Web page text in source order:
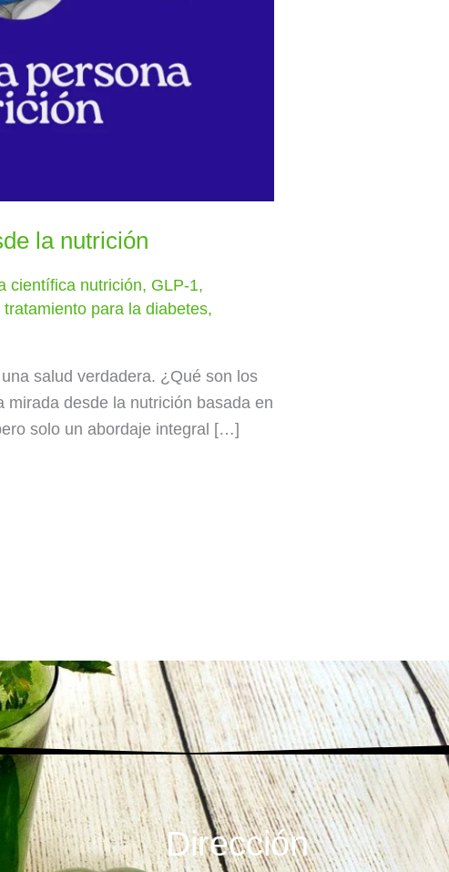
la nutrición
científica nutrición, GLP-1,
tratamiento para la diabetes,
salud verdadera. ¿Qué son los
desde la nutrición basada en
solo un abordaje integral […]
Dirección